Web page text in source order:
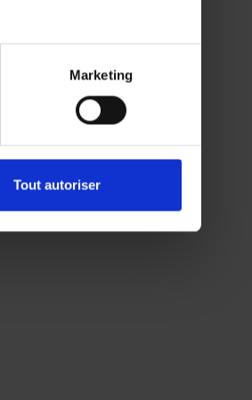
Marketing
Tout autoriser